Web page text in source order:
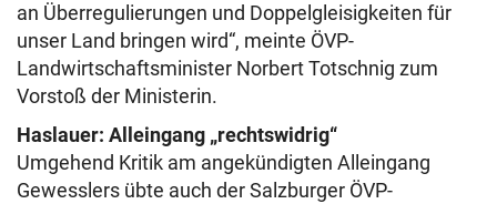
an Überregulierungen und Doppelgleisigkeiten für
unser Land bringen wird“, meinte ÖVP-
Landwirtschaftsminister Norbert Totschnig zum
Vorstoß der Ministerin.
Haslauer: Alleingang „rechtswidrig“
Umgehend Kritik am angekündigten Alleingang
Gewesslers übte auch der Salzburger ÖVP-